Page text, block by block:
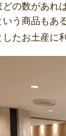
どの数があれ
う商品もあ
たお土産に